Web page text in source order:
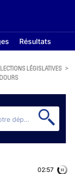
Résultats
LÉGISLATIVES >
DOURS
02:56